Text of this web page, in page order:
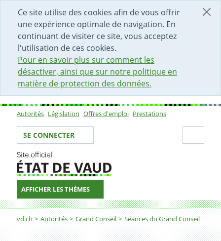
Ce site utilise des cookies afin de vous offrir
une expérience optimale de navigation. En
continuant de visiter ce site, vous acceptez
l'utilisation de ces cookies.
Pour en savoir plus sur comment les
désactiver, ainsi que sur notre politique en
matière de protection des données.
DÉBUT DU CONTENU DE LA PAGE
ACCÈS AU CHAMP DE RECHERCHE
PAGE D'ACCUEIL
FORMULAIRE DE CONTACT
Sous-navigation
Autorités Législation Offres d'emploi Prestations
Votre identité
SE CONNECTER
AFFICHER LES THÈMES
Fil d'Ariane
vd.ch Autorités Grand Conseil Séances du Grand Conseil